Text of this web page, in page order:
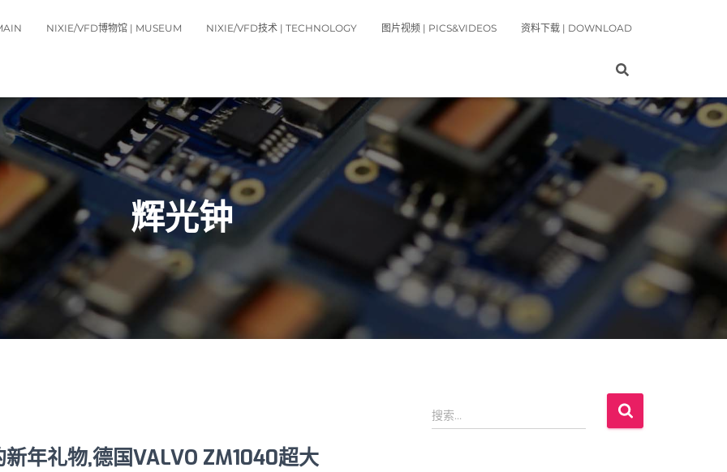
NIXIE/VFD博物馆 | MUSEUM NIXIE/VFD技术 | TECHNOLOGY 图片视频 | PICS&VIDEOS 资料下载 | DOWNLOAD
辉光钟
年礼物,德国VALVO ZM1040超大
搜
索
搜索…